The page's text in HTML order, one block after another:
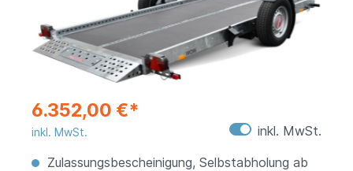
6.352,00 €*
inkl. MwSt.
inkl. MwSt.
Zulassungsbescheinigung, Selbstabholung ab